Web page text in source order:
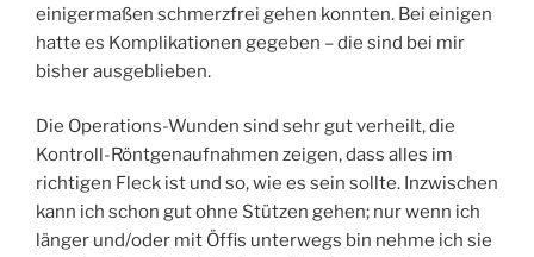
einigermaßen schmerzfrei gehen konnten. Bei einigen
hatte es Komplikationen gegeben – die sind bei mir
bisher ausgeblieben.
Die Operations-Wunden sind sehr gut verheilt, die
Kontroll-Röntgenaufnahmen zeigen, dass alles im
richtigen Fleck ist und so, wie es sein sollte. Inzwischen
kann ich schon gut ohne Stützen gehen; nur wenn ich
länger und/oder mit Öffis unterwegs bin nehme ich sie